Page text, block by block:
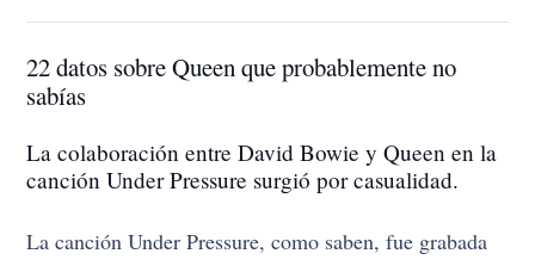
22 datos sobre Queen que probablemente no
sabías
La colaboración entre David Bowie y Queen en la
canción Under Pressure surgió por casualidad.
La canción Under Pressure, como saben, fue grabada